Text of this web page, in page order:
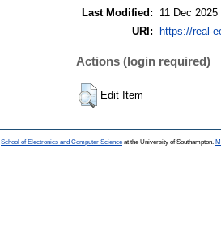
Last Modified:
11 Dec 2025
URI:
https://real-
Actions (login required)
Edit Item
School of Electronics and Computer Science at the University of Southampton.